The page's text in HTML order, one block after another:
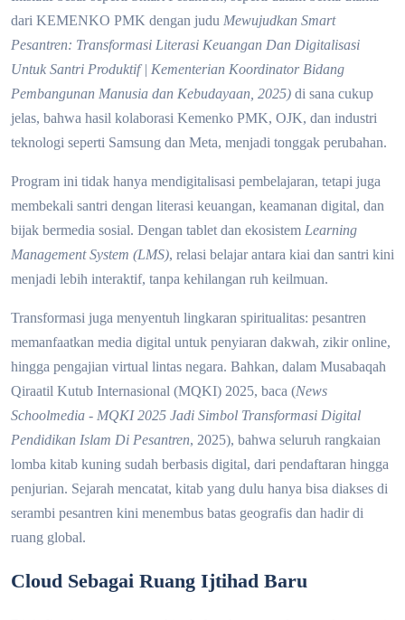
dari KEMENKO PMK dengan judu Mewujudkan Smart
Pesantren: Transformasi Literasi Keuangan Dan Digitalisasi
Untuk Santri Produktif | Kementerian Koordinator Bidang
Pembangunan Manusia dan Kebudayaan, 2025) di sana cukup
jelas, bahwa hasil kolaborasi Kemenko PMK, OJK, dan industri
teknologi seperti Samsung dan Meta, menjadi tonggak perubahan.
Program ini tidak hanya mendigitalisasi pembelajaran, tetapi juga
membekali santri dengan literasi keuangan, keamanan digital, dan
bijak bermedia sosial. Dengan tablet dan ekosistem Learning
Management System (LMS), relasi belajar antara kiai dan santri kini
menjadi lebih interaktif, tanpa kehilangan ruh keilmuan.
Transformasi juga menyentuh lingkaran spiritualitas: pesantren
memanfaatkan media digital untuk penyiaran dakwah, zikir online,
hingga pengajian virtual lintas negara. Bahkan, dalam Musabaqah
Qiraatil Kutub Internasional (MQKI) 2025, baca (News
Schoolmedia - MQKI 2025 Jadi Simbol Transformasi Digital
Pendidikan Islam Di Pesantren, 2025), bahwa seluruh rangkaian
lomba kitab kuning sudah berbasis digital, dari pendaftaran hingga
penjurian. Sejarah mencatat, kitab yang dulu hanya bisa diakses di
serambi pesantren kini menembus batas geografis dan hadir di
ruang global.
Cloud Sebagai Ruang Ijtihad Baru